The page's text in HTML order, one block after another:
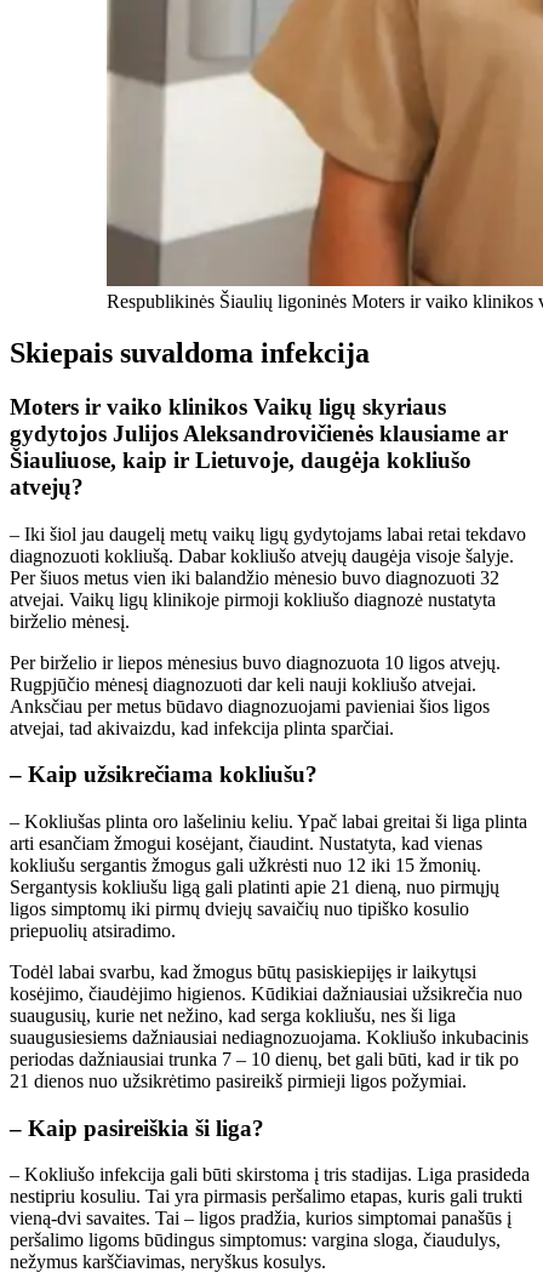
Respublikinės Šiaulių ligoninės Moters ir vaiko
Skiepais suvaldoma infekcija
Moters ir vaiko klinikos Vaikų ligų skyriaus
gydytojos Julijos Aleksandrovičienės klausiame ar
Šiauliuose, kaip ir Lietuvoje, daugėja kokliušo
atvejų?
– Iki šiol jau daugelį metų vaikų ligų gydytojams labai retai tekdavo
diagnozuoti kokliušą. Dabar kokliušo atvejų daugėja visoje šalyje.
Per šiuos metus vien iki balandžio mėnesio buvo diagnozuoti 32
atvejai. Vaikų ligų klinikoje pirmoji kokliušo diagnozė nustatyta
birželio mėnesį.
Per birželio ir liepos mėnesius buvo diagnozuota 10 ligos atvejų.
Rugpjūčio mėnesį diagnozuoti dar keli nauji kokliušo atvejai.
Anksčiau per metus būdavo diagnozuojami pavieniai šios ligos
atvejai, tad akivaizdu, kad infekcija plinta sparčiai.
– Kaip užsikrečiama kokliušu?
– Kokliušas plinta oro lašeliniu keliu. Ypač labai greitai ši liga plinta
arti esančiam žmogui kosėjant, čiaudint. Nustatyta, kad vienas
kokliušu sergantis žmogus gali užkrėsti nuo 12 iki 15 žmonių.
Sergantysis kokliušu ligą gali platinti apie 21 dieną, nuo pirmųjų
ligos simptomų iki pirmų dviejų savaičių nuo tipiško kosulio
priepuolių atsiradimo.
Todėl labai svarbu, kad žmogus būtų pasiskiepijęs ir laikytųsi
kosėjimo, čiaudėjimo higienos. Kūdikiai dažniausiai užsikrečia nuo
suaugusių, kurie net nežino, kad serga kokliušu, nes ši liga
suaugusiesiems dažniausiai nediagnozuojama. Kokliušo inkubacinis
periodas dažniausiai trunka 7 – 10 dienų, bet gali būti, kad ir tik po
21 dienos nuo užsikrėtimo pasireikš pirmieji ligos požymiai.
– Kaip pasireiškia ši liga?
– Kokliušo infekcija gali būti skirstoma į tris stadijas. Liga prasideda
nestipriu kosuliu. Tai yra pirmasis peršalimo etapas, kuris gali trukti
vieną-dvi savaites. Tai – ligos pradžia, kurios simptomai panašūs į
peršalimo ligoms būdingus simptomus: vargina sloga, čiaudulys,
nežymus karščiavimas, neryškus kosulys.